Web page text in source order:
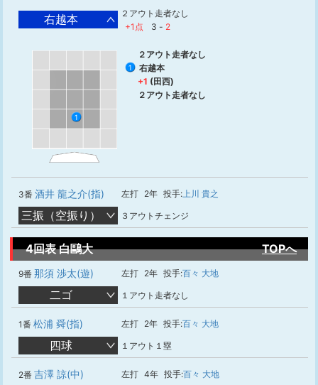
右越本
２アウト走者なし
+1点
3 - 2
1
２アウト走者なし
1
右越本
+1 (田西)
２アウト走者なし
3番 酒井 龍之介(指) 左打 2年 投手:上川 貴之
三振（空振り） ３アウトチェンジ
4回表 白鷗大 TOPへ
9番 那須 渉太(遊) 左打 2年 投手:百々 大地
二ゴ １アウト走者なし
1番 松浦 舜(指) 左打 2年 投手:百々 大地
四球 １アウト１塁
2番 吉澤 諒(中) 左打 4年 投手:百々 大地